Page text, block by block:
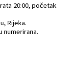
20:00, početak
Rijeka.
numerirana.